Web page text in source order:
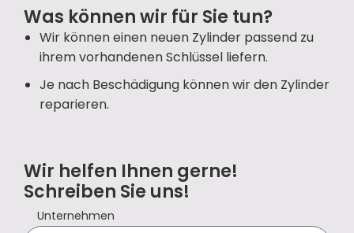
Was können wir für Sie tun?
Wir können einen neuen Zylinder passend zu
ihrem vorhandenen Schlüssel liefern.
Je nach Beschädigung können wir den Zylinder
reparieren.
Wir helfen Ihnen gerne!
Schreiben Sie uns!
Unternehmen